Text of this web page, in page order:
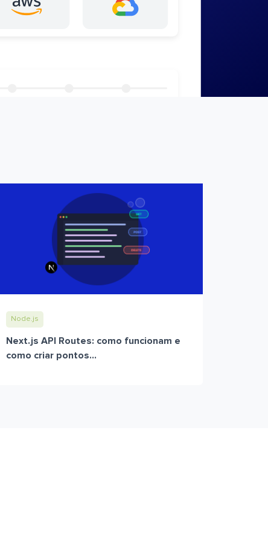
Node.js
Next.js API Routes: como funcionam e
como criar pontos...